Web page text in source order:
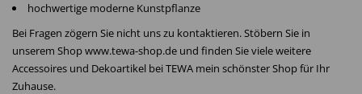
hochwertige moderne Kunstpflanze
Bei Fragen zögern Sie nicht uns zu kontaktieren. Stöbern Sie in
unserem Shop www.tewa-shop.de und finden Sie viele weitere
Accessoires und Dekoartikel bei TEWA mein schönster Shop für Ihr
Zuhause.